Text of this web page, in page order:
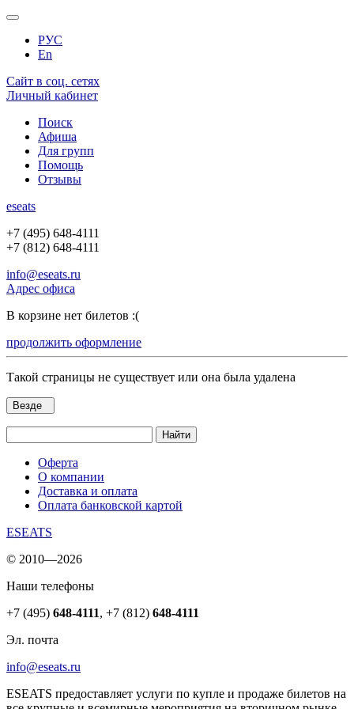
РУС
En
Сайт в соц. сетях
Личный кабинет
Поиск
Афиша
Для групп
Помощь
Отзывы
eseats
+7 (495) 648-4111
+7 (812) 648-4111
info@eseats.ru
Адрес офиса
В корзине нет билетов :(
продолжить оформление
Такой страницы не существует или она была удалена
Везде
Найти
Оферта
О компании
Доставка и оплата
Оплата банковской картой
ESEATS
© 2010—2026
Наши телефоны
+7 (495) 648-4111, +7 (812) 648-4111
Эл. почта
info@eseats.ru
ESEATS предоставляет услуги по купле и продаже билетов на